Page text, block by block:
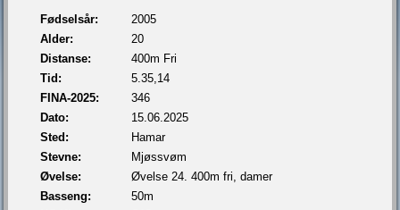
Fødselsår:
2005
Alder:
20
Distanse:
400m Fri
Tid:
5.35,14
FINA-2025:
346
Dato:
15.06.2025
Sted:
Hamar
Stevne:
Mjøssvøm
Øvelse:
Øvelse 24. 400m fri, damer
Basseng:
50m